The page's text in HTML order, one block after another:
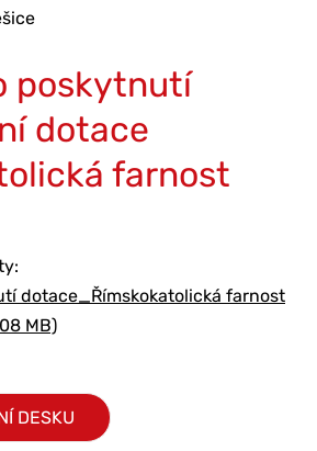
poskytnutí
dotace
farnost
dotace_Římskokatolická farnost
MB)
DESKU